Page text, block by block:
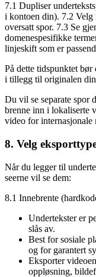
7.1 Dupliser
i kontoen din). 7.2 Velg
oversatt spor. 7.3 Se
domenespesifikke
linjeskift som er
På dette tidspunktet bør
i tillegg til originalen
Du vil se separate spor
brenne inn i lokaliserte
video for internasjonale
8. Velg
Når du legger til
seerne vil se dem:
8.1 Innebrente
Undertekster er
slås av.
Best for sosiale
og for garantert
Eksporter
oppløsning,